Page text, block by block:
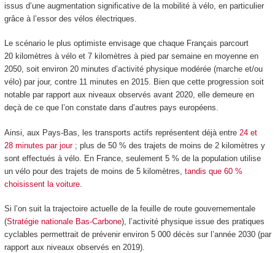
issus d’une augmentation significative de la mobilité à vélo, en particulier
grâce à l’essor des vélos électriques.
Le scénario le plus optimiste envisage que chaque Français parcourt
20 kilomètres à vélo et 7 kilomètres à pied par semaine en moyenne en
2050, soit environ 20 minutes d’activité physique modérée (marche et/ou
vélo) par jour, contre 11 minutes en 2015. Bien que cette progression soit
notable par rapport aux niveaux observés avant 2020, elle demeure en
deçà de ce que l’on constate dans d’autres pays européens.
Ainsi, aux Pays-Bas, les transports actifs représentent déjà entre 24 et
28 minutes par jour; plus de 50 % des trajets de moins de 2 kilomètres y
sont effectués à vélo. En France, seulement 5 % de la population utilise
un vélo pour des trajets de moins de 5 kilomètres, tandis que 60 %
choisissent la voiture.
Si l’on suit la trajectoire actuelle de la feuille de route gouvernementale
(Stratégie nationale Bas-Carbone), l’activité physique issue des pratiques
cyclables permettrait de prévenir environ 5 000 décès sur l’année 2030 (par
rapport aux niveaux observés en 2019).